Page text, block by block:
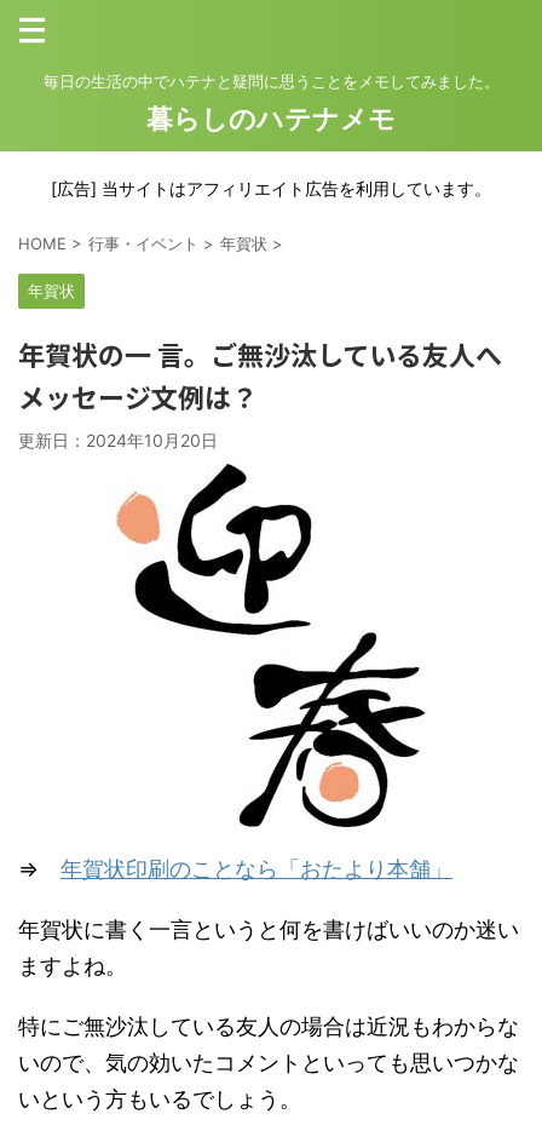
毎日の生活の中でハテナと疑問に思うことをメモしてみました。
暮らしのハテナメモ
[広告] 当サイトはアフィリエイト広告を利用しています。
HOME > 行事・イベント > 年賀状 >
年賀状
年賀状の一 言。ご無沙汰している友人へ
メッセージ文例は？
更新日： 2024年10月20日
⇒ 年賀状印刷のことなら「おたより本舗」
年賀状に書く一言というと何を書けばいいのか迷い
ますよね。
特にご無沙汰している友人の場合は近況もわからな
いので、気の効いたコメントといっても思いつかな
いという方もいるでしょう。